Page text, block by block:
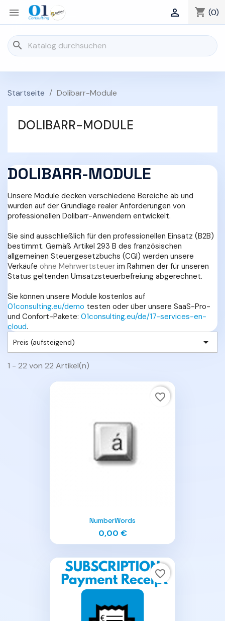
 shopping_cart (0)

search
Startseite Dolibarr-Module
DOLIBARR-MODULE
DOLIBARR-MODULE
Unsere Module decken verschiedene Bereiche ab und
wurden auf der Grundlage realer Anforderungen von
professionellen Dolibarr-Anwendern entwickelt.
Sie sind ausschließlich für den professionellen Einsatz (B2B)
bestimmt. Gemäß Artikel 293 B des französischen
allgemeinen Steuergesetzbuchs (CGI) werden unsere
Verkäufe ohne Mehrwertsteuer im Rahmen der für unseren
Status geltenden Umsatzsteuerbefreiung abgerechnet.
Sie können unsere Module kostenlos auf
01consulting.eu/demo testen oder über unsere SaaS-Pro-
und Confort-Pakete: 01consulting.eu/de/17-services-en-
cloud.
Preis (aufsteigend) 
1 - 22 von 22 Artikel(n)
NumberWords
0,00 €
favorite_border
favorite_border